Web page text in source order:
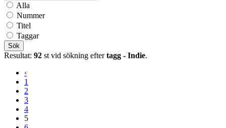
Alla
Nummer
Titel
Taggar
Sök
Resultat: 92 st vid sökning eftertagg - Indie.
‹
1
2
3
4
5